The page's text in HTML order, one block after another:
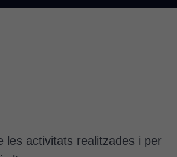
les activitats realitzades i per